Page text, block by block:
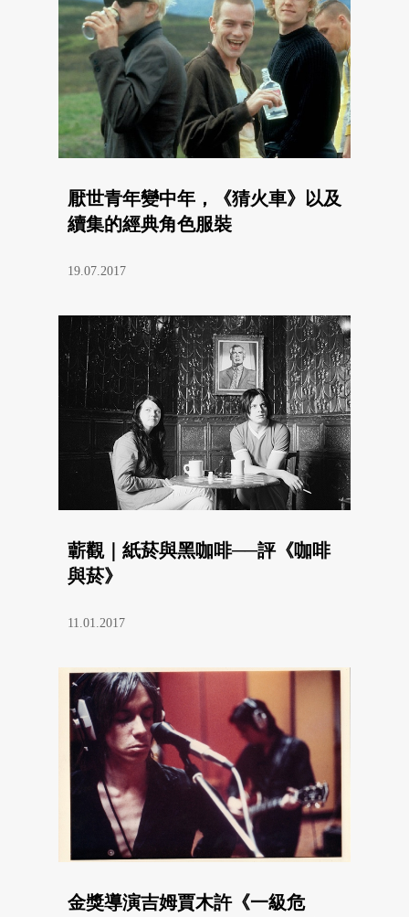
厭世青年變中年，《猜火車》以及
續集的經典角色服裝
19.07.2017
蘄觀｜紙菸與黑咖啡──評《咖啡
與菸》
11.01.2017
金獎導演吉姆賈木許《一級危